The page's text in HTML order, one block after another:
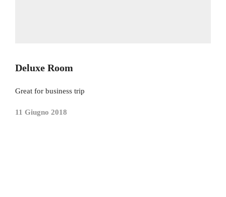
Deluxe Room
Great for business trip
11 Giugno 2018